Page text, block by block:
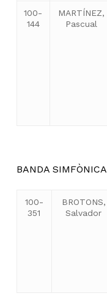
100-
144
MARTÍNEZ,
Pascual
BANDA
100-
351
BROTONS,
Salvador